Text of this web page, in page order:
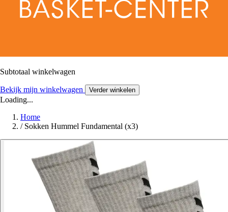
Subtotaal winkelwagen
Bekijk mijn winkelwagen Verder winkelen
Loading...
Home
/ Sokken Hummel Fundamental (x3)